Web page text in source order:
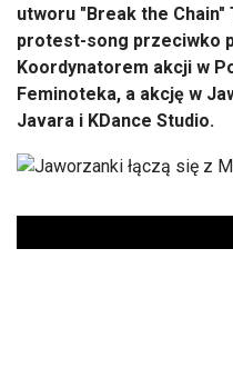
utworu "Break the
protest-song przeciwko
Koordynatorem akcji w
Feminoteka, a akcję w
Javara i KDance Studio.